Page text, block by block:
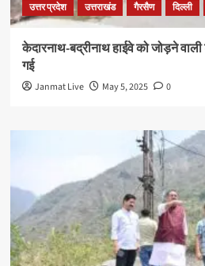
उत्तर प्रदेश उत्तराखंड गैरसैण दिल्ली
केदारनाथ-बद्रीनाथ हाईवे को जोड़ने
गई
Janmat Live May 5, 2025 0